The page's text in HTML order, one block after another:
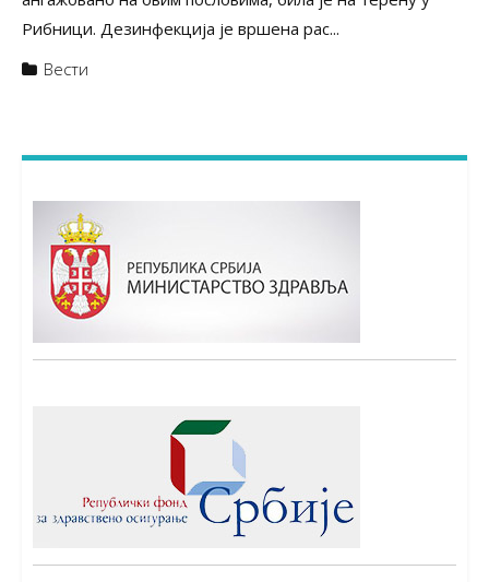
Рибници. Дезинфекција је вршена рас...
Вести